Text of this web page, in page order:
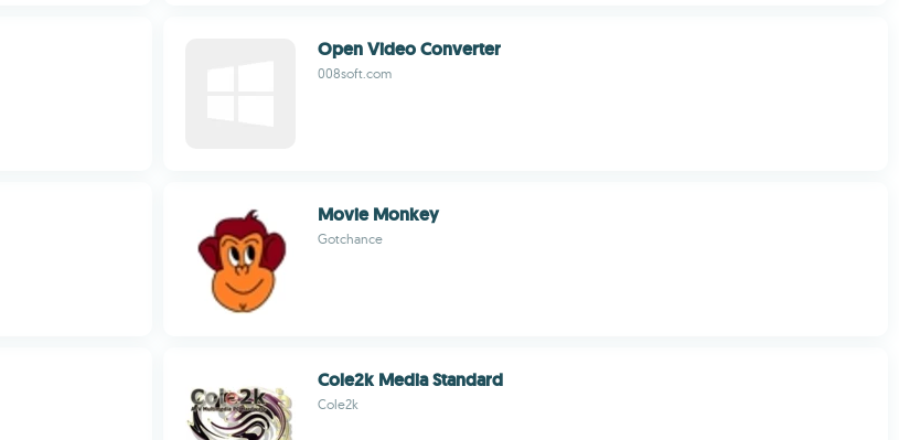
Open Video Converter
008soft.com
Movie Monkey
Gotchance
Cole2k Media Standard
Cole2k